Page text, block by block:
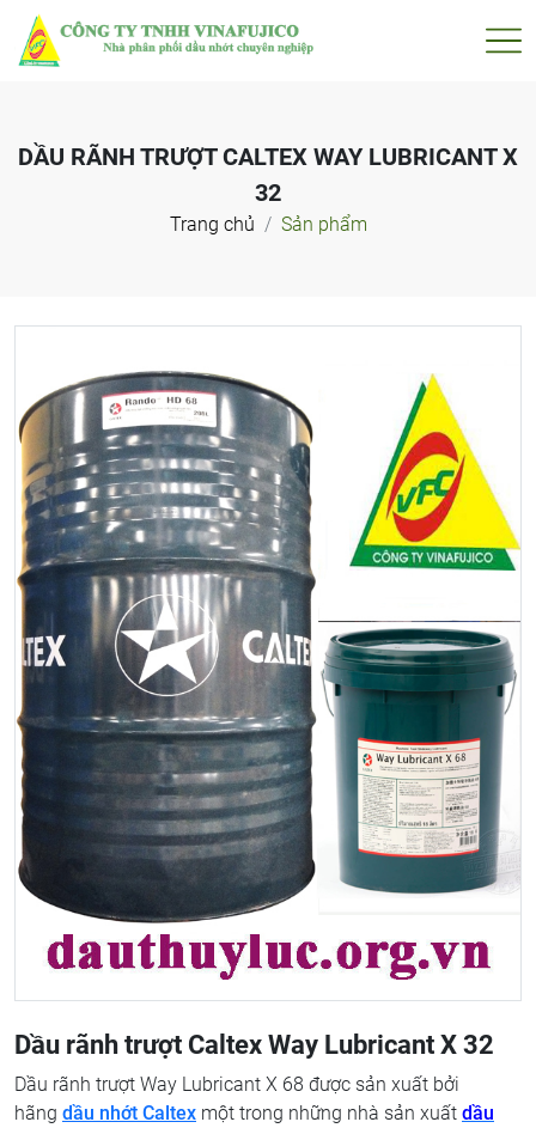
DẦU RÃNH TRƯỢT CALTEX WAY LUBRICANT X
32
Trang chủ Sản phẩm
Dầu rãnh trượt Caltex Way Lubricant X 32
Dầu rãnh trượt Way Lubricant X 68 được sản xuất bởi
hãng dầu nhớt Caltex một trong những nhà sản xuất dầu